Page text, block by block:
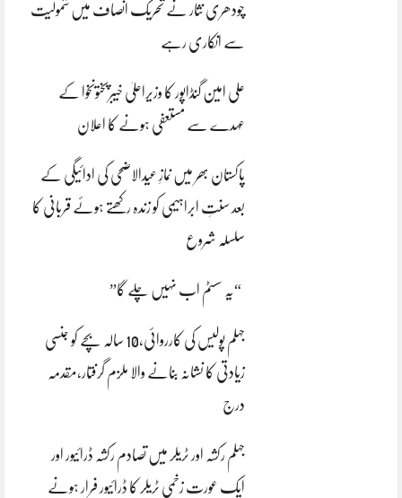
چودھری نثار نے تحریک انصاف میں شمولیت
سے انکاری رہے
علی امین گنڈاپور کا وزیراعلیٰ خیبرپختونخوا کے
عہدے سے مستعفی ہونے کا اعلان
پاکستان بھر میں نمازِ عیدالاضحی کی ادائیگی کے
بعد سنتِ ابراہیمی کو زندہ رکھتے ہوئے قربانی کا
سلسلہ شروع
“یہ سسٹم اب نہیں چلے گا”
جہلم پولیس کی کارروائی،10 سالہ بچے کو جنسی
زیادتی کا نشانہ بنانے والا ملزم گرفتار،مقدمہ
درج
جہلم رکشہ اور ٹریلر میں تصادم رکشہ ڈرائیور اور
ایک عورت زخمی ٹریلر کا ڈرائیور فرار ہونے